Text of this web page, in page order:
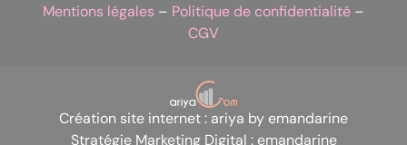
Mentions légales – Politique de confidentialité –
CGV
Création site internet : ariya by emandarine
Stratégie Marketing Digital : emandarine